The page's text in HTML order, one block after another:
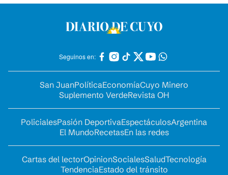
Seguinos en:
San JuanPolíticaEconomíaCuyo Minero
Suplemento VerdeRevista OH
PolicialesPasión DeportivaEspectáculosArgentina
El MundoRecetasEn las redes
Cartas del lectorOpinionSocialesSaludTecnología
TendenciaEstado del tránsito